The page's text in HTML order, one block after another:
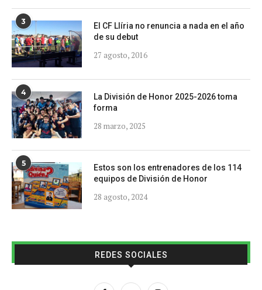
3
El CF Llíria no renuncia a nada en el año
de su debut
27 agosto, 2016
4
La División de Honor 2025-2026 toma
forma
28 marzo, 2025
5
Estos son los entrenadores de los 114
equipos de División de Honor
28 agosto, 2024
REDES SOCIALES